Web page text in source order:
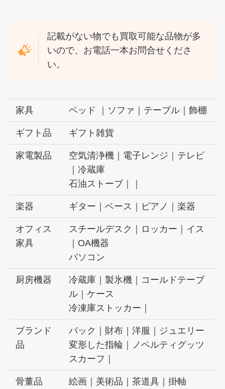
記載がない物でも買取可能な品物が多
いので、お電話一本お問合せくださ
い。
家具 ベッド ｜ソファ｜テーブル｜飾棚
ギフト品 ギフト雑貨
家電製品
空気清浄機｜電子レンジ｜テレビ
｜冷蔵庫
石油ストーブ｜｜
楽器 ギター｜ベース｜ピアノ｜楽器
オフィス
家具
スチールデスク｜ロッカー｜イス
｜OA機器
パソコン
厨房機器
冷蔵庫｜製氷機｜コールドテーブ
ル｜ケース
冷凍庫ストッカー｜
ブランド
品
バック｜財布｜洋服｜ジュエリー
変形した指輪｜ノベルティグッツ
スカーフ｜
骨董品 絵画｜美術品｜茶道具｜掛軸